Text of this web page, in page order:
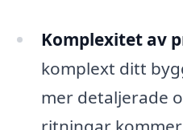
Komplexitet av
komplext ditt
mer detaljerade